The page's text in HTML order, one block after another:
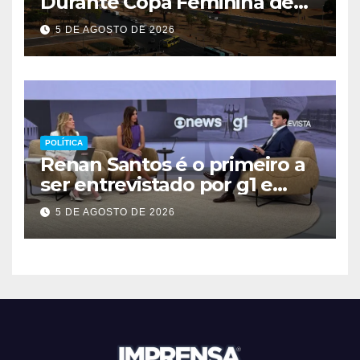
2027
5 DE AGOSTO DE 2026
POLÍTICA
Renan Santos é o primeiro a
ser entrevistado por g1 e
GloboNews
5 DE AGOSTO DE 2026